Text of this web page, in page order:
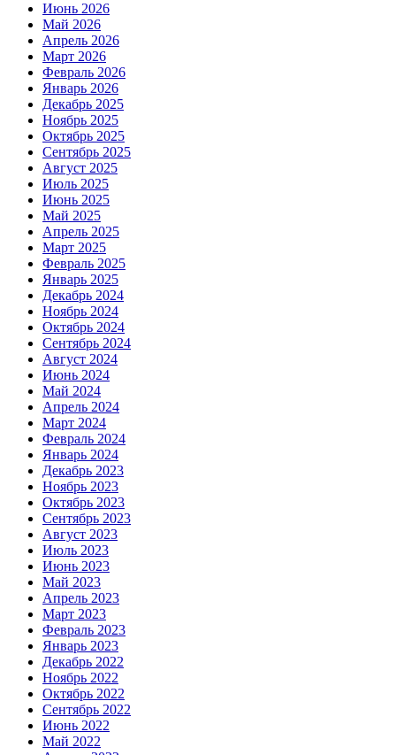
Июнь 2026
Май 2026
Апрель 2026
Март 2026
Февраль 2026
Январь 2026
Декабрь 2025
Ноябрь 2025
Октябрь 2025
Сентябрь 2025
Август 2025
Июль 2025
Июнь 2025
Май 2025
Апрель 2025
Март 2025
Февраль 2025
Январь 2025
Декабрь 2024
Ноябрь 2024
Октябрь 2024
Сентябрь 2024
Август 2024
Июнь 2024
Май 2024
Апрель 2024
Март 2024
Февраль 2024
Январь 2024
Декабрь 2023
Ноябрь 2023
Октябрь 2023
Сентябрь 2023
Август 2023
Июль 2023
Июнь 2023
Май 2023
Апрель 2023
Март 2023
Февраль 2023
Январь 2023
Декабрь 2022
Ноябрь 2022
Октябрь 2022
Сентябрь 2022
Июнь 2022
Май 2022